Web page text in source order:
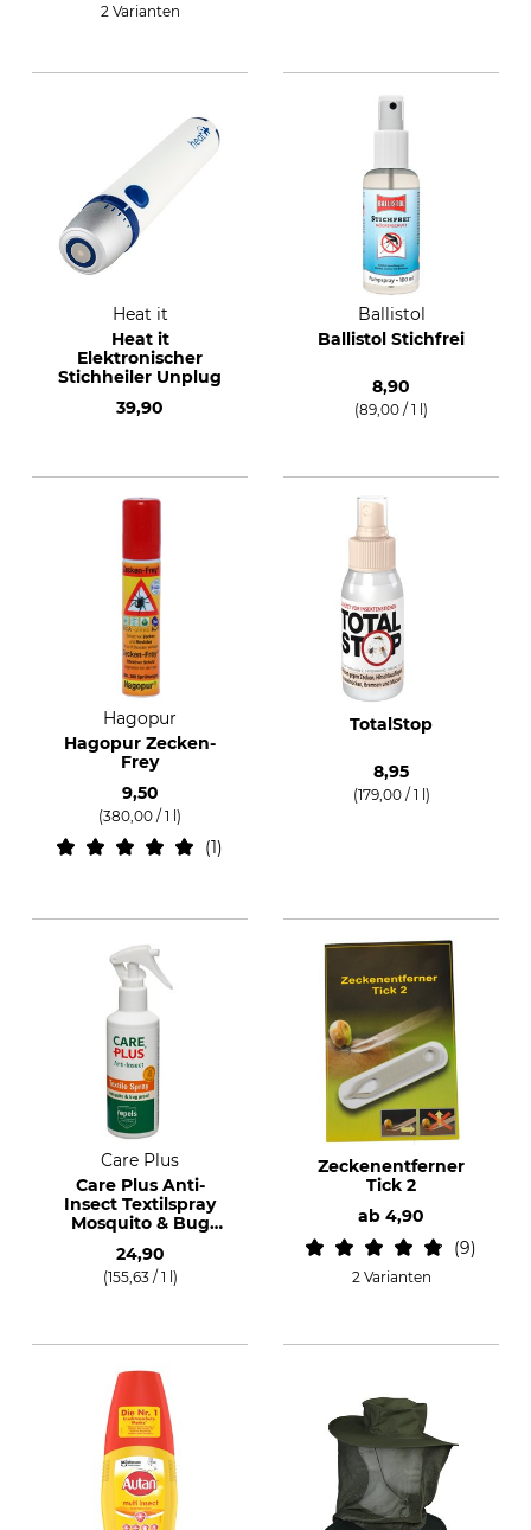
2 Varianten
Heat it
Heat it
Elektronischer
Stichheiler Unplug
39,90
Ballistol
Ballistol Stichfrei
8,90
(89,00 / 1 l)
Hagopur
Hagopur Zecken-
Frey
9,50
(380,00 / 1 l)
1
TotalStop
8,95
(179,00 / 1 l)
Care Plus
Care Plus Anti-
Insect Textilspray
Mosquito & Bug
24,90
(155,63 / 1 l)
Zeckenentferner
Tick 2
ab 4,90
9
2 Varianten